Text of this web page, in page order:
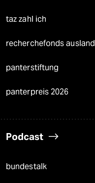
taz zahl ich
recherchefonds ausland
panterstiftung
panterpreis 2026
Podcast
bundestalk